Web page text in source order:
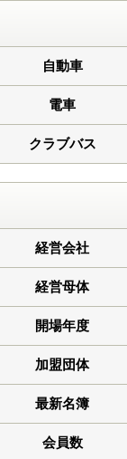
自動車
電車
クラブバス
経営会社
経営母体
開場年度
加盟団体
最新名簿
会員数